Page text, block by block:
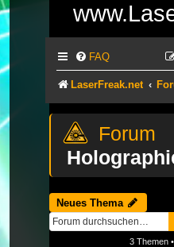
FAQ
LaserFreak.net
Neues Thema
3 Themen